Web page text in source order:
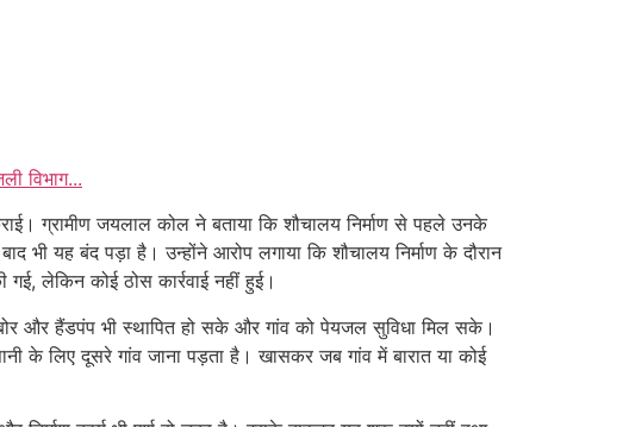
विभाग...
ग्रामीण जयलाल कोल ने बताया कि शौचालय निर्माण से पहले उनके
यह बंद पड़ा है। उन्होंने आरोप लगाया कि शौचालय निर्माण के दौरान
लेकिन कोई ठोस कार्रवाई नहीं हुई।
और हैंडपंप भी स्थापित हो सके और गांव को पेयजल सुविधा मिल सके।
के लिए दूसरे गांव जाना पड़ता है। खासकर जब गांव में बारात या कोई